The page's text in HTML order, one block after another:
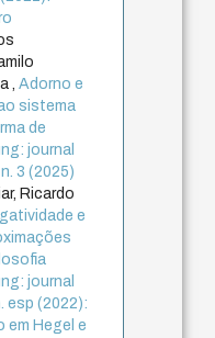
,Adorno e
sistema
de
journal
3 (2025)
Ricardo
e
journal
esp (2022):
em Hegel e